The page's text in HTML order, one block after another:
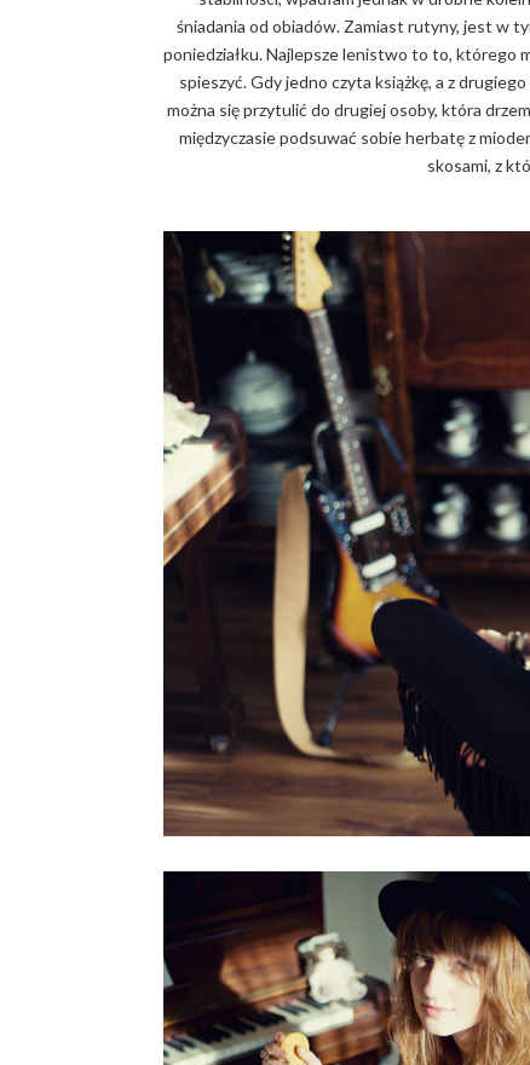
śniadania od obiadów. Zamiast rutyny, jest w
poniedziałku. Najlepsze lenistwo to to, którego
spieszyć. Gdy jedno czyta książkę, a z
można się przytulić do drugiej osoby, która
międzyczasie podsuwać sobie herbatę z
skosami, z